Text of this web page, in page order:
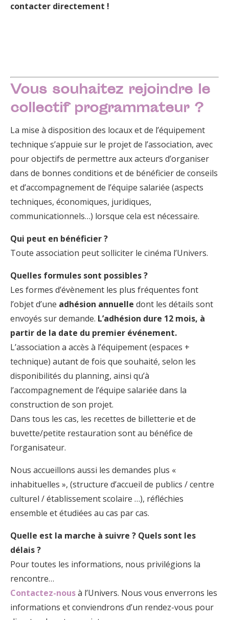
contacter directement !
Vous souhaitez rejoindre le
collectif programmateur ?
La mise à disposition des locaux et de l’équipement
technique s’appuie sur le projet de l’association, avec
pour objectifs de permettre aux acteurs d’organiser
dans de bonnes conditions et de bénéficier de conseils
et d’accompagnement de l’équipe salariée (aspects
techniques, économiques, juridiques,
communicationnels…) lorsque cela est nécessaire.
Qui peut en bénéficier ?
Toute association peut solliciter le cinéma l’Univers.
Quelles formules sont possibles ?
Les formes d’évènement les plus fréquentes font
l’objet d’une adhésion annuelle dont les détails sont
envoyés sur demande. L’adhésion dure 12 mois, à
partir de la date du premier événement.
L’association a accès à l’équipement (espaces +
technique) autant de fois que souhaité, selon les
disponibilités du planning, ainsi qu’à
l’accompagnement de l’équipe salariée dans la
construction de son projet.
Dans tous les cas, les recettes de billetterie et de
buvette/petite restauration sont au bénéfice de
l’organisateur.
Nous accueillons aussi les demandes plus «
inhabituelles », (structure d’accueil de publics / centre
culturel / établissement scolaire …), réfléchies
ensemble et étudiées au cas par cas.
Quelle est la marche à suivre ? Quels sont les
délais ?
Pour toutes les informations, nous privilégions la
rencontre…
Contactez-nousà l’Univers. Nous vous enverrons les
informations et conviendrons d’un rendez-vous pour